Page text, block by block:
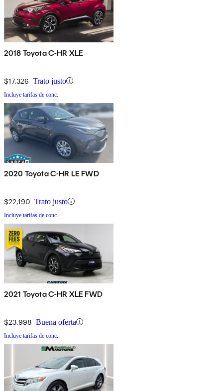
2018 Toyota C-HR XLE
$17,326 Trato justo
Incluye tarifas de conc.
2020 Toyota C-HR LE FWD
$22,190 Trato justo
Incluye tarifas de conc.
2021 Toyota C-HR XLE FWD
$23,998 Buena oferta
Incluye tarifas de conc.